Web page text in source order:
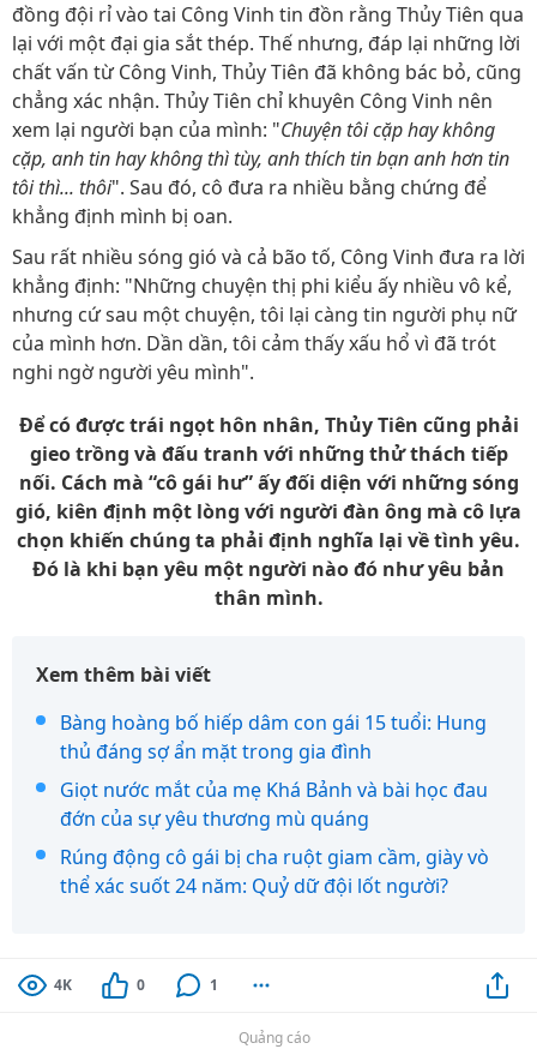
đồng đội rỉ vào tai Công Vinh tin đồn rằng Thủy Tiên qua
lại với một đại gia sắt thép. Thế nhưng, đáp lại những lời
chất vấn từ Công Vinh, Thủy Tiên đã không bác bỏ, cũng
chẳng xác nhận. Thủy Tiên chỉ khuyên Công Vinh nên
xem lại người bạn của mình: "Chuyện tôi cặp hay không
cặp, anh tin hay không thì tùy, anh thích tin bạn anh hơn tin
tôi thì... thôi". Sau đó, cô đưa ra nhiều bằng chứng để
khẳng định mình bị oan.
Sau rất nhiều sóng gió và cả bão tố, Công Vinh đưa ra lời
khẳng định: "Những chuyện thị phi kiểu ấy nhiều vô kể,
nhưng cứ sau một chuyện, tôi lại càng tin người phụ nữ
của mình hơn. Dần dần, tôi cảm thấy xấu hổ vì đã trót
nghi ngờ người yêu mình".
Để có được trái ngọt hôn nhân, Thủy Tiên cũng phải
gieo trồng và đấu tranh với những thử thách tiếp
nối. Cách mà “cô gái hư” ấy đối diện với những sóng
gió, kiên định một lòng với người đàn ông mà cô lựa
chọn khiến chúng ta phải định nghĩa lại về tình yêu.
Đó là khi bạn yêu một người nào đó như yêu bản
thân mình.
Xem thêm bài viết
Bàng hoàng bố hiếp dâm con gái 15 tuổi: Hung
thủ đáng sợ ẩn mặt trong gia đình
Giọt nước mắt của mẹ Khá Bảnh và bài học đau
đớn của sự yêu thương mù quáng
Rúng động cô gái bị cha ruột giam cầm, giày vò
thể xác suốt 24 năm: Quỷ dữ đội lốt người?
4K 0 1
Quảng cáo